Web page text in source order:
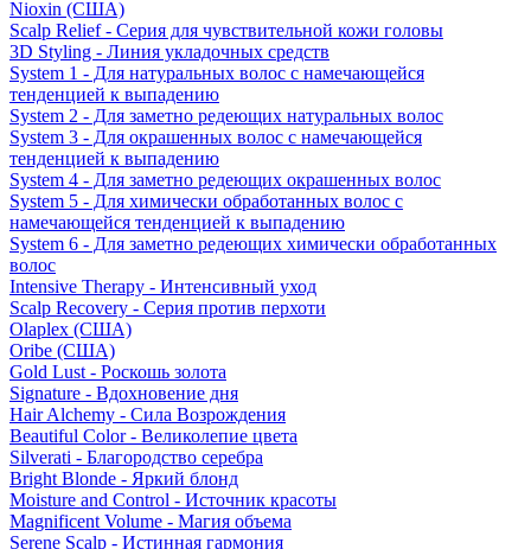
Nioxin (США)
Scalp Relief - Серия для чувствительной кожи головы
3D Styling - Линия укладочных средств
System 1 - Для натуральных волос с намечающейся
тенденцией к выпадению
System 2 - Для заметно редеющих натуральных волос
System 3 - Для окрашенных волос с намечающейся
тенденцией к выпадению
System 4 - Для заметно редеющих окрашенных волос
System 5 - Для химически обработанных волос с
намечающейся тенденцией к выпадению
System 6 - Для заметно редеющих химически обработанных
волос
Intensive Therapy - Интенсивный уход
Scalp Recovery - Серия против перхоти
Olaplex (США)
Oribe (США)
Gold Lust - Роскошь золота
Signature - Вдохновение дня
Hair Alchemy - Сила Возрождения
Beautiful Color - Великолепие цвета
Silverati - Благородство серебра
Bright Blonde - Яркий блонд
Moisture and Control - Источник красоты
Magnificent Volume - Магия объема
Serene Scalp - Истинная гармония